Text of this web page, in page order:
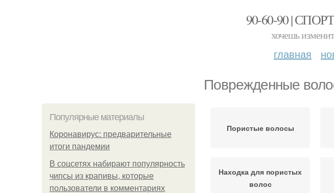
90-60-90 |
хочешь
главная
Поврежденные
Популярные материалы
Коронавирус: предварительные
итоги пандемии
В соцсетях набирают популярность
чипсы из крапивы, которые
пользователи в комментариях
Пористые волосы
Находка для пористых
волос